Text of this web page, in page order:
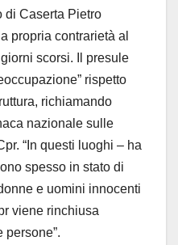
di Caserta Pietro
propria contrarietà al
scorsi. Il presule
rispetto
richiamando
nazionale sulle
“In questi luoghi – ha
spesso in stato di
e uomini innocenti
viene rinchiusa
persone”.